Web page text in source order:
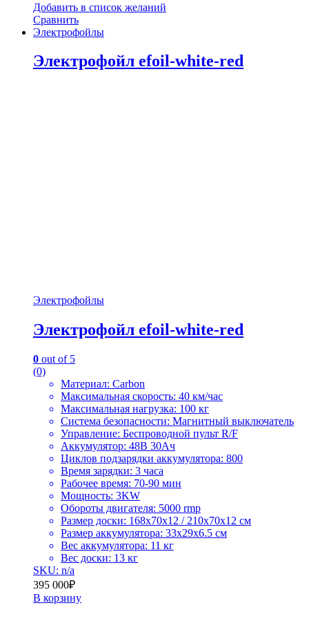
Добавить в список желаний
Сравнить
Электрофойлы
Электрофойл efoil-white-red
Электрофойлы
Электрофойл efoil-white-red
0 out of 5
(0)
Материал: Carbon
Максимальная скорость: 40 км/час
Максимальная нагрузка: 100 кг
Система безопасности: Магнитный выключатель
Управление: Беспроводной пульт R/F
Аккумулятор: 48В 30Ач
Циклов подзарядки аккумулятора: 800
Время зарядки: 3 часа
Рабочее время: 70-90 мин
Мощность: 3KW
Обороты двигателя: 5000 rmp
Размер доски: 168х70х12 / 210х70х12 cм
Размер аккумулятора: 33х29х6.5 cм
Вес аккумулятора: 11 кг
Вес доски: 13 кг
SKU: n/a
395 000₽
В корзину